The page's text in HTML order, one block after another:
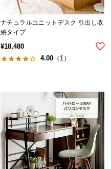
ナチュラルユニットデスク 引出し収
納タイプ
¥18,480
4.00 （1）